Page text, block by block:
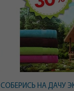
СОБЕРИСЬ НА ДАЧУ